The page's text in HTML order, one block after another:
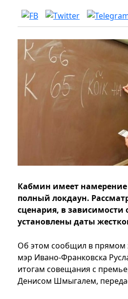
Кабмин имеет намерение
полный локдаун.
сценария, в зависимости
установлены даты
Об этом сообщил в прямом
мэр Ивано-Франковска
итогам совещания с
Денисом Шмыгалем,